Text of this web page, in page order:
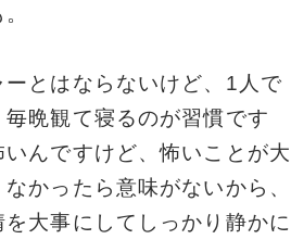
ーとはならないけど、1人で
毎晩観て寝るのが習慣です
んですけど、怖いことが大
かったら意味がないから、
大事にしてしっかり静かに